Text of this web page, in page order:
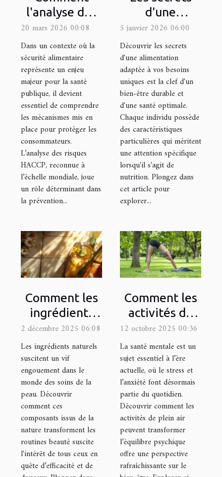
l'analyse des
risques
HACCP
améliore-t-
elle la
sécurité
alimentaire ?
20 mars 2026 00:08
Dans un contexte où la
sécurité alimentaire
représente un enjeu
majeur pour la santé
publique, il devient
essentiel de comprendre
les mécanismes mis en
place pour protéger les
consommateurs.
L’analyse des risques
HACCP, reconnue à
l’échelle mondiale, joue
un rôle déterminant dans
la prévention...
d'une
alimentation
adaptée à vos
besoins
uniques
5 janvier 2026 06:00
Découvrir les secrets
d'une alimentation
adaptée à vos besoins
uniques est la clef d'un
bien-être durable et
d'une santé optimale.
Chaque individu possède
des caractéristiques
particulières qui méritent
une attention spécifique
lorsqu'il s'agit de
nutrition. Plongez dans
cet article pour
explorer...
Comment les
ingrédients
naturels
améliorent
votre routine
de soins
2 décembre 2025 06:08
Les ingrédients naturels
suscitent un vif
engouement dans le
monde des soins de la
peau. Découvrir
comment ces
composants issus de la
nature transforment les
routines beauté suscite
l'intérêt de tous ceux en
quête d’efficacité et de
Comment les
activités de
plein air
améliorent-
elles votre
santé mentale
?
12 octobre 2025 00:36
La santé mentale est un
sujet essentiel à l’ère
actuelle, où le stress et
l’anxiété font désormais
partie du quotidien.
Découvrir comment les
activités de plein air
peuvent transformer
l’équilibre psychique
offre une perspective
rafraîchissante sur le